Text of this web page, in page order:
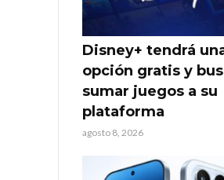
Disney+ tendrá
opción gratis y
sumar juegos a su
plataforma
agosto 8, 2026